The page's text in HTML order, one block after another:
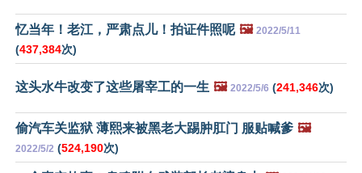
忆当年！老江，严肃点儿！拍证件照呢 🖼️ 2022/5/11
(437,384次)
这头水牛改变了这些屠宰工的一生 🖼️ 2022/5/6 (241,346次)
偷汽车关监狱 薄熙来被黑老大踢肿肛门 服贴喊爹 🖼️
2022/5/2 (524,190次)